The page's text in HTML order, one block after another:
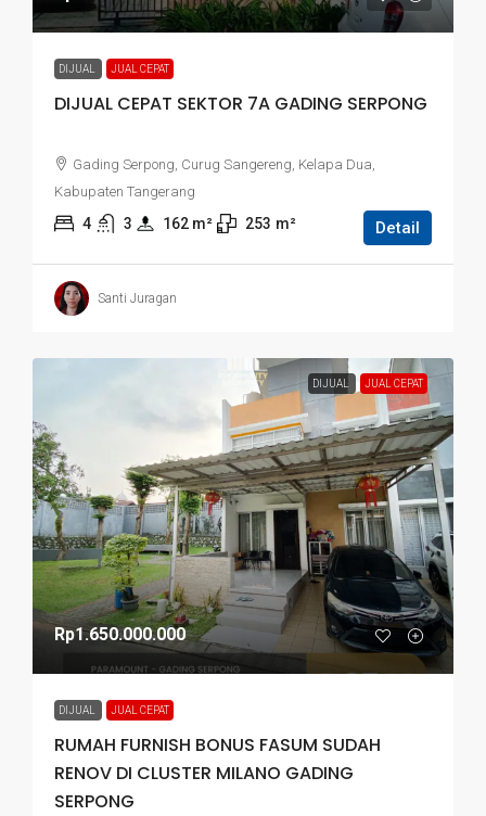
DIJUAL JUAL CEPAT
DIJUAL CEPAT SEKTOR 7A GADING SERPONG
Gading Serpong, Curug Sangereng, Kelapa Dua,
Kabupaten Tangerang
4 3 162 m² 253 m² Detail
Santi Juragan
DIJUAL JUAL CEPAT
Rp1.650.000.000
DIJUAL JUAL CEPAT
RUMAH FURNISH BONUS FASUM SUDAH
RENOV DI CLUSTER MILANO GADING
SERPONG